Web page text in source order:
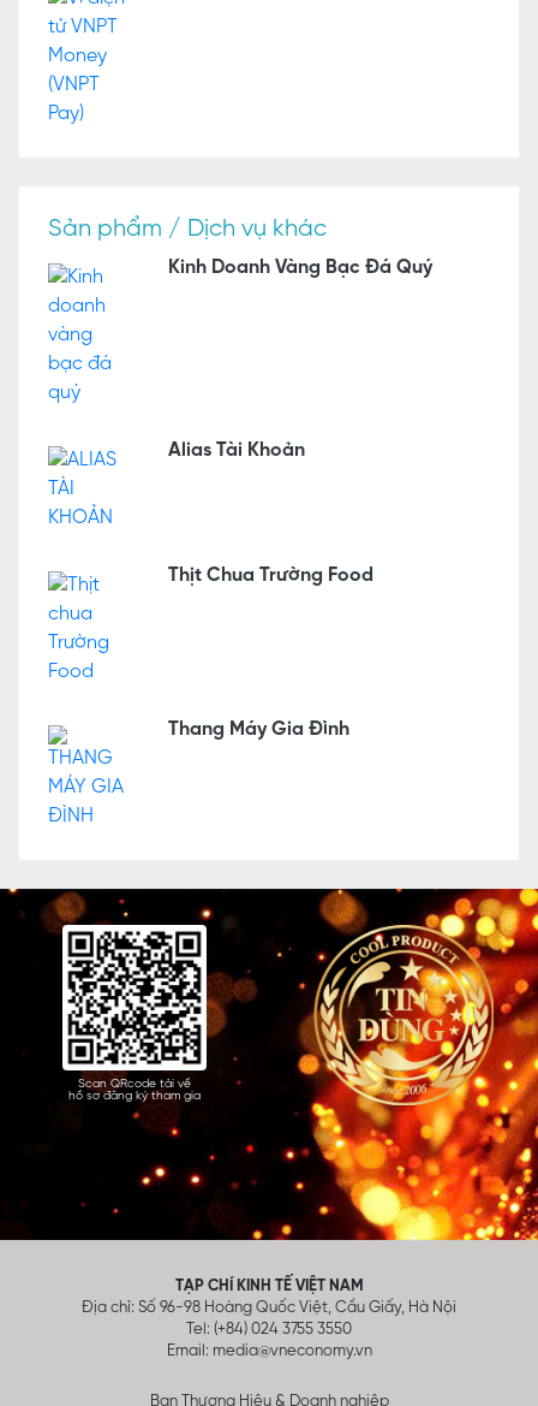
Sản phẩm / Dịch vụ khác
Kinh Doanh Vàng Bạc Đá Quý
Alias Tài Khoản
Thịt Chua Trường Food
Thang Máy Gia Đình
Scan QRcode tải về
hồ sơ đăng ký tham gia
TẠP CHÍ KINH TẾ VIỆT NAM
Địa chỉ: Số 96-98 Hoàng Quốc Việt, Cầu Giấy, Hà Nội
Tel: (+84) 024 3755 3550
Email: media@vneconomy.vn
Ban Thương Hiệu & Doanh nghiệp